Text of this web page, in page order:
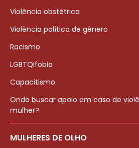
Violência obstétrica
Violência política de gênero
Racismo
LGBTQIfobia
Capacitismo
Onde buscar apoio em caso de
mulher?
MULHERES DE OLHO